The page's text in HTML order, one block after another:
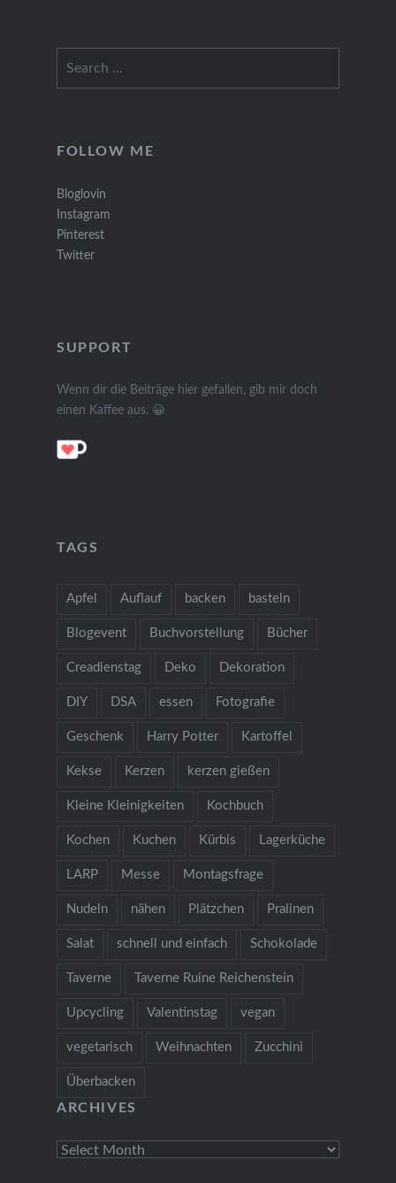
FOLLOW ME
Bloglovin
Instagram
Pinterest
Twitter
SUPPORT
Wenn dir die Beiträge hier gefallen, gib mir doch
einen Kaffee aus. 😀
TAGS
Apfel Auflauf backen basteln
Blogevent Buchvorstellung Bücher
Creadienstag Deko Dekoration
DIY DSA essen Fotografie
Geschenk Harry Potter Kartoffel
Kekse Kerzen kerzen gießen
Kleine Kleinigkeiten Kochbuch
Kochen Kuchen Kürbis Lagerküche
LARP Messe Montagsfrage
Nudeln nähen Plätzchen Pralinen
Salat schnell und einfach Schokolade
Taverne Taverne Ruine Reichenstein
Upcycling Valentinstag vegan
vegetarisch Weihnachten Zucchini
Überbacken
ARCHIVES
Archives